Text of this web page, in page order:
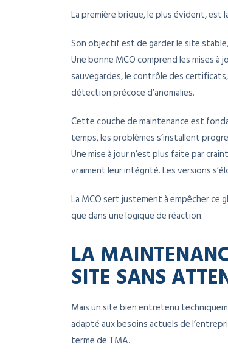
La première brique, le plus évident, est
Son objectif est de garder le site stable,
Une bonne MCO comprend les mises à
sauvegardes, le contrôle des
détection précoce d’anomalies.
Cette couche de maintenance est
temps, les problèmes s’installent
Une mise à jour n’est plus faite par
vraiment leur intégrité. Les versions
La MCO sert justement à empêcher ce
que dans une logique de réaction.
LA
SITE SANS
Mais un site bien entretenu
adapté aux besoins actuels de
terme de TMA.